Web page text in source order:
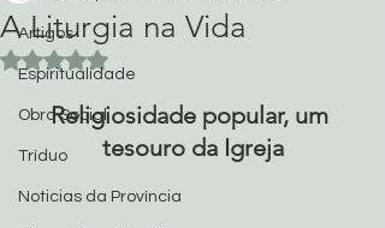
Artigos
Espiritualidade
Obra Social
Tríduo
Noticias da Província
A Liturgia na Vida
Avaliado com NaN de 5 estrelas.
Religiosidade popular, um
tesouro da Igreja